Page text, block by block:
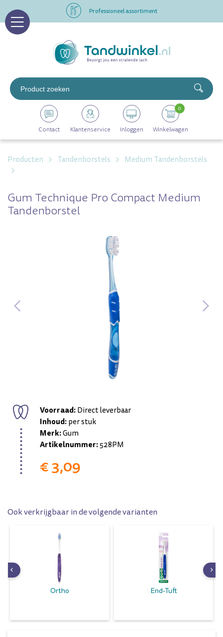
Professioneel assortiment
Op werkdagen voor 16.00 uur besteld, morgen in huis
Professioneel assortiment
Altijd op voorraad
Contact Klantenservice Inloggen Winkelwagen
0
Producten Tandenborstels Medium Tandenborstels
Gum Technique Pro Compact Medium
Tandenborstel
Voorraad:Direct leverbaar
Inhoud:per stuk
Merk:Gum
Artikelnummer:528PM
€ 3,09
Ook verkrijgbaar in de volgende varianten
Ortho End-Tuft